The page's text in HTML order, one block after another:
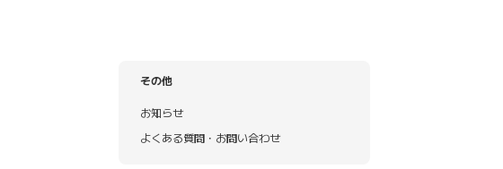
その他
お知らせ
よくある質問・お問い合わせ